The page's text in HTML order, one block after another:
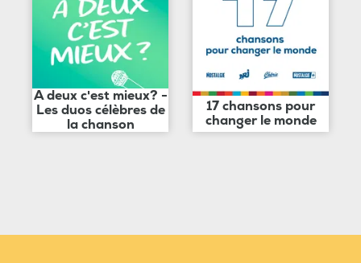
A deux c'est mieux? -
Les duos célèbres de
la chanson
17 chansons pour
changer le monde